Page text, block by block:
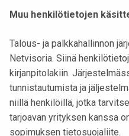
Muu henkilötietojen
Talous- ja palkkahallinnon
Netvisoria. Siinä
kirjanpitolakiin.
tunnistautumista ja
niillä henkilöillä, jotka
tarjoavan yrityksen kanssa
sopimuksen tietosuojaliite.